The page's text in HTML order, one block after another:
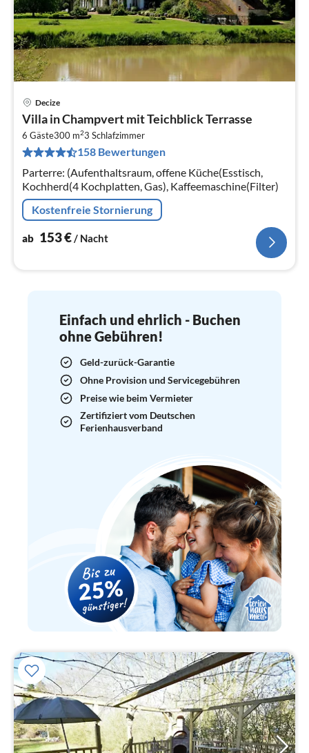
Decize
Villa in Champvert mit Teichblick Terrasse
6 Gäste300 m23 Schlafzimmer
158 Bewertungen
Parterre: (Aufenthaltsraum, offene Küche(Esstisch,
Kochherd(4 Kochplatten, Gas), Kaffeemaschine(Filter)
Kostenfreie Stornierung
ab 153€/ Nacht
Einfach und ehrlich - Buchen
ohne Gebühren!
Geld-zurück-Garantie
Ohne Provision und Servicegebühren
Preise wie beim Vermieter
Zertifiziert vom Deutschen
Ferienhausverband